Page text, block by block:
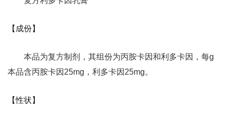
【成份】
本品为复方制剂，其组份为丙胺卡因和利多卡因，每g
本品含丙胺卡因25mg，利多卡因25mg。
【性状】